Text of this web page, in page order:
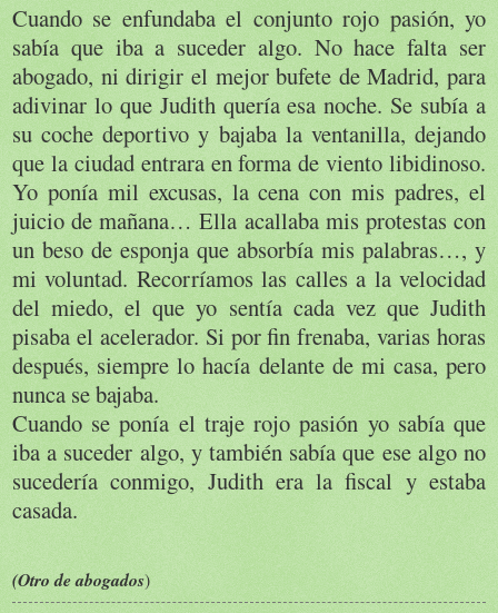
Cuando se enfundaba el conjunto rojo pasión, yo
sabía que iba a suceder algo. No hace falta ser
abogado, ni dirigir el mejor bufete de Madrid, para
adivinar lo que Judith quería esa noche. Se subía a
su coche deportivo y bajaba la ventanilla, dejando
que la ciudad entrara en forma de viento libidinoso.
Yo ponía mil excusas, la cena con mis padres, el
juicio de mañana… Ella acallaba mis protestas con
un beso de esponja que absorbía mis palabras…, y
mi voluntad. Recorríamos las calles a la velocidad
del miedo, el que yo sentía cada vez que Judith
pisaba el acelerador. Si por fin frenaba, varias horas
después, siempre lo hacía delante de mi casa, pero
nunca se bajaba.
Cuando se ponía el traje rojo pasión yo sabía que
iba a suceder algo, y también sabía que ese algo no
sucedería conmigo, Judith era la fiscal y estaba
casada.
(Otro de abogados)